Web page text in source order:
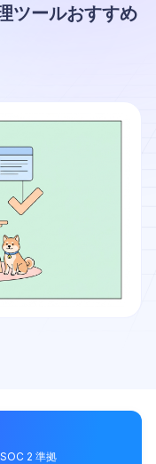
ツールおすすめ
SOC 2 準拠